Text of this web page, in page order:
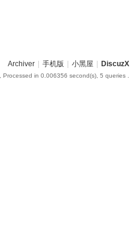
Archiver 手机版 小黑屋 DiscuzX
, Processed in 0.006356 second(s), 5 queries .